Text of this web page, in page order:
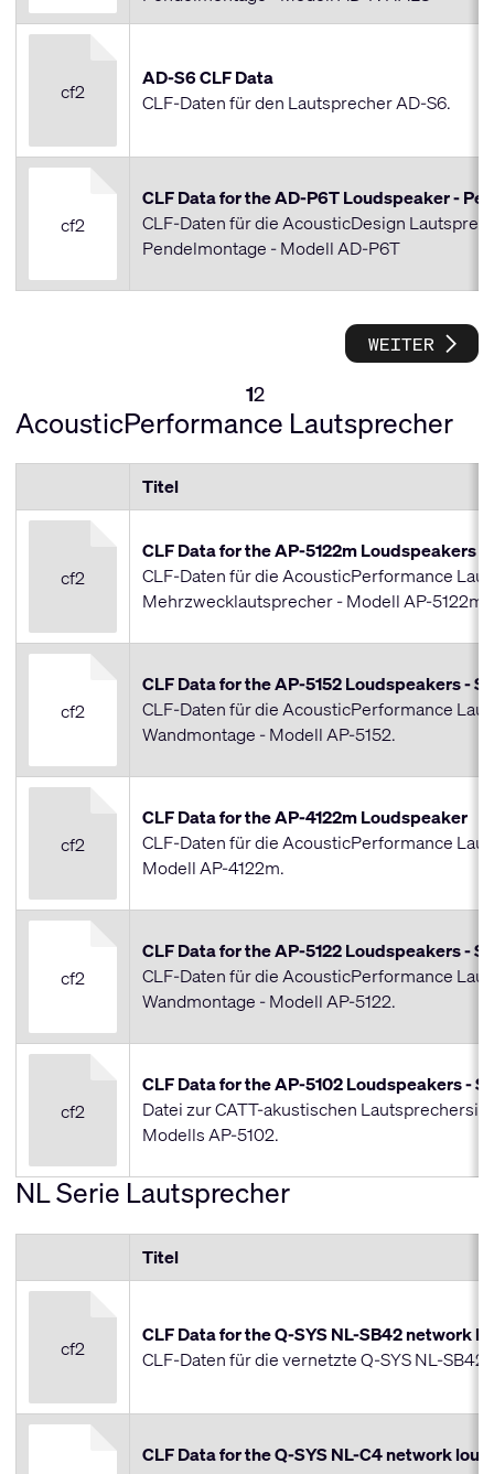
cf2
AD-S6 CLF Data
CLF-Daten für den Lautsprecher AD-S6.
cf2
CLF Data for the AD-P6T Loudspeaker -
CLF-Daten für die AcousticDesign
Pendelmontage - Modell AD-P6T
WEITER
12
AcousticPerformance Lautsprecher
Titel
cf2
CLF Data for the AP-5122m Loudspeakers
CLF-Daten für die AcousticPerformance
Mehrzwecklautsprecher - Modell AP-5122m.
cf2
CLF Data for the AP-5152 Loudspeakers -
CLF-Daten für die AcousticPerformance
Wandmontage - Modell AP-5152.
cf2
CLF Data for the AP-4122m Loudspeaker
CLF-Daten für die AcousticPerformance
Modell AP-4122m.
cf2
CLF Data for the AP-5122 Loudspeakers -
CLF-Daten für die AcousticPerformance
Wandmontage - Modell AP-5122.
cf2
CLF Data for the AP-5102 Loudspeakers -
Datei zur CATT-akustischen
Modells AP-5102.
NL Serie Lautsprecher
Titel
cf2
CLF Data for the Q-SYS NL-SB42 network
CLF-Daten für die vernetzte Q-SYS NL-SB42
CLF Data for the Q-SYS NL-C4 network